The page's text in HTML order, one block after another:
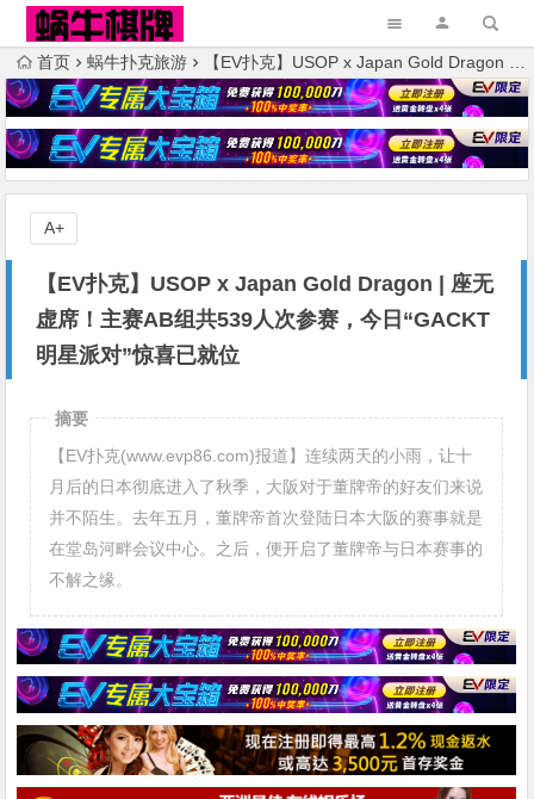
首页 蜗牛扑克旅游 【EV扑克】USOP x Japan Gold Dragon | 座无虚席！主赛AB组共539人次参赛，今日“GACKT明星派对”惊喜已就位
【EV扑克】USOP x Japan Gold Dragon | 座无
虚席！主赛AB组共539人次参赛，今日“GACKT
明星派对”惊喜已就位
A+
摘要
【EV扑克(www.evp86.com)报道】连续两天的小雨，让十
月后的日本彻底进入了秋季，大阪对于董牌帝的好友们来说
并不陌生。去年五月，董牌帝首次登陆日本大阪的赛事就是
在堂岛河畔会议中心。之后，便开启了董牌帝与日本赛事的
不解之缘。